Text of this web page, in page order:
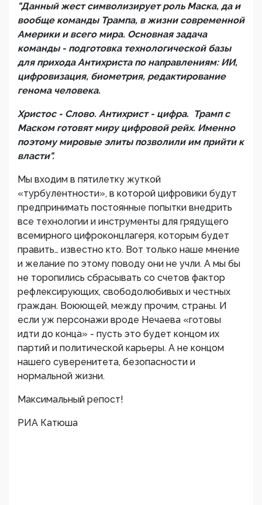
"Данный жест символизирует роль Маска, да и
вообще команды Трампа, в жизни современной
Америки и всего мира. Основная задача
команды - подготовка технологической базы
для прихода Антихриста по направлениям: ИИ,
цифровизация, биометрия, редактирование
генома человека.
Христос - Слово. Антихрист - цифра. Трамп с
Маском готовят миру цифровой рейх. Именно
поэтому мировые элиты позволили им прийти к
власти".
Мы входим в пятилетку жуткой
«турбулентности», в которой цифровики будут
предпринимать постоянные попытки внедрить
все технологии и инструменты для грядущего
всемирного цифроконцлагеря, которым будет
править… известно кто. Вот только наше мнение
и желание по этому поводу они не учли. А мы бы
не торопились сбрасывать со счетов фактор
рефлексирующих, свободолюбивых и честных
граждан. Воюющей, между прочим, страны. И
если уж персонажи вроде Нечаева «готовы
идти до конца» - пусть это будет концом их
партий и политической карьеры. А не концом
нашего суверенитета, безопасности и
нормальной жизни.
Максимальный репост!
РИА Катюша